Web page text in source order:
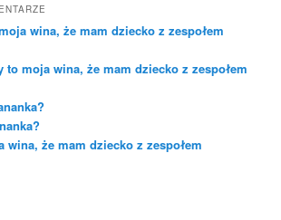
wina, że mam dziecko z zespołem
to moja wina, że mam dziecko z zespołem
wina, że mam dziecko z zespołem